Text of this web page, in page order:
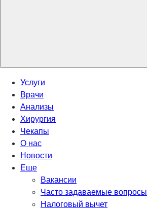
Услуги
Врачи
Анализы
Хирургия
Чекапы
О нас
Новости
Еще
Вакансии
Часто задаваемые вопросы
Налоговый вычет